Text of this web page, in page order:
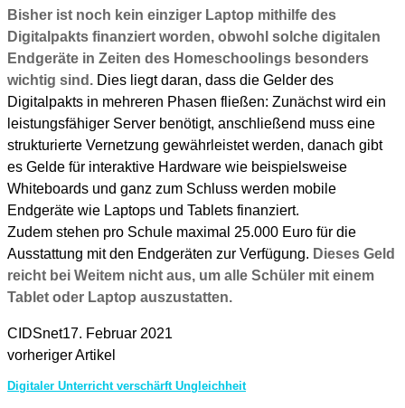
Bisher ist noch kein einziger Laptop mithilfe des
Digitalpakts finanziert worden, obwohl solche digitalen
Endgeräte in Zeiten des Homeschoolings besonders
wichtig sind. Dies liegt daran, dass die Gelder des
Digitalpakts in mehreren Phasen fließen: Zunächst wird ein
leistungsfähiger Server benötigt, anschließend muss eine
strukturierte Vernetzung gewährleistet werden, danach gibt
es Gelde für interaktive Hardware wie beispielsweise
Whiteboards und ganz zum Schluss werden mobile
Endgeräte wie Laptops und Tablets finanziert.
Zudem stehen pro Schule maximal 25.000 Euro für die
Ausstattung mit den Endgeräten zur Verfügung. Dieses Geld
reicht bei Weitem nicht aus, um alle Schüler mit einem
Tablet oder Laptop auszustatten.
CIDSnet17. Februar 2021
vorheriger Artikel
Digitaler Unterricht verschärft Ungleichheit